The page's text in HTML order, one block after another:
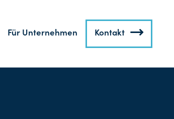
Für Unternehmen Kontakt